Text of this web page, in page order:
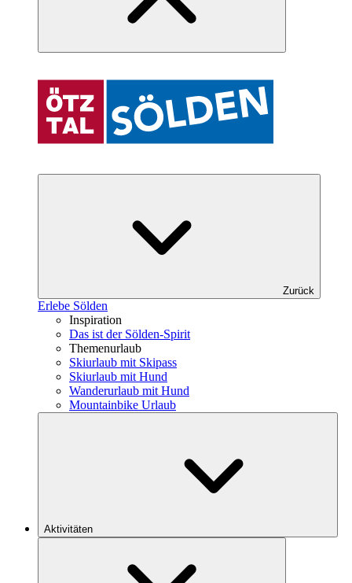
Zurück
Erlebe Sölden
Inspiration
Das ist der Sölden-Spirit
Themenurlaub
Skiurlaub mit Skipass
Skiurlaub mit Hund
Wanderurlaub mit Hund
Mountainbike Urlaub
Aktivitäten